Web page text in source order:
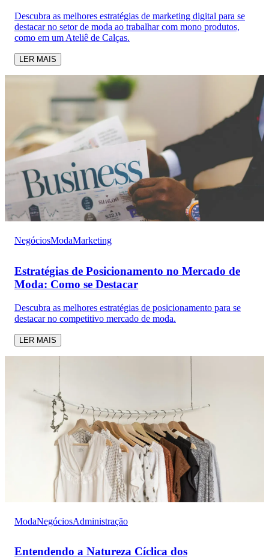
Descubra as melhores estratégias de marketing digital para se
destacar no setor de moda ao trabalhar com mono produtos,
como em um Ateliê de Calças.
LER MAIS
NegóciosModaMarketing
Estratégias de Posicionamento no Mercado de
Moda: Como se Destacar
Descubra as melhores estratégias de posicionamento para se
destacar no competitivo mercado de moda.
LER MAIS
ModaNegóciosAdministração
Entendendo a Natureza Cíclica dos